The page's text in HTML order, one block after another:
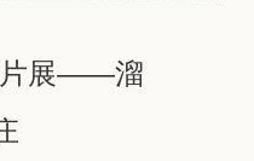
片展——溜